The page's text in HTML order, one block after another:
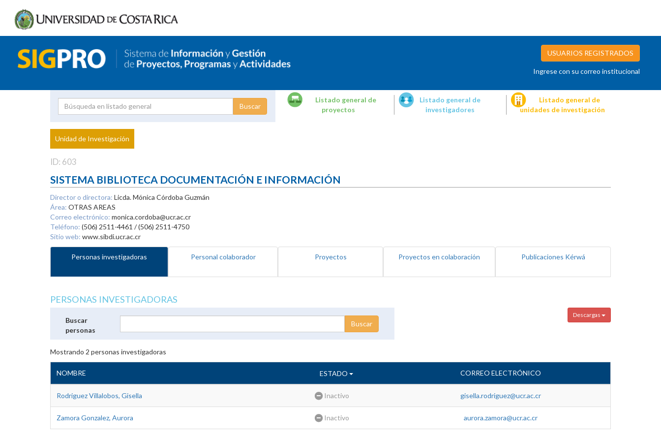
USUARIOS REGISTRADOS
Ingrese con su correo institucional
Proyecto
Investigador
Listado general de
proyectos
Listado general de
investigadores
Listado general de
unidades de investigación
Unidad de Investigación
ID: 603
SISTEMA BIBLIOTECA DOCUMENTACIÓN E INFORMACIÓN
Director o directora: Licda. Mónica Córdoba Guzmán
Área: OTRAS AREAS
Correo electrónico: monica.cordoba@ucr.ac.cr
Teléfono: (506) 2511-4461 / (506) 2511-4750
Sitio web: www.sibdi.ucr.ac.cr
Personas investigadoras Personal colaborador Proyectos Proyectos en colaboración Publicaciones Kérwá
PERSONAS INVESTIGADORAS
Descargas
Buscar
personas
Mostrando 2 personas investigadoras
NOMBRE ESTADO CORREO ELECTRÓNICO
Rodriguez Villalobos, Gisella Inactivo gisella.rodriguez@ucr.ac.cr
Zamora Gonzalez, Aurora Inactivo aurora.zamora@ucr.ac.cr